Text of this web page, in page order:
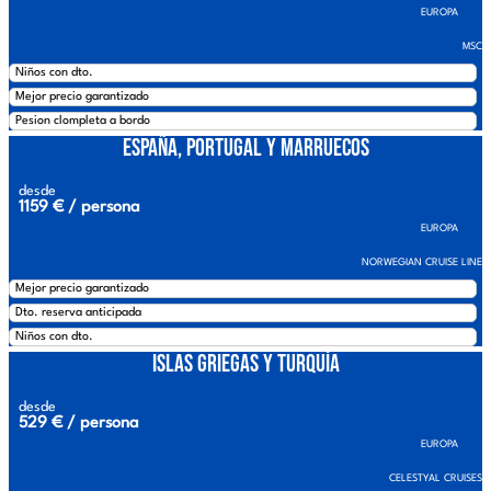
EUROPA
MSC
Niños con dto.
Mejor precio garantizado
Pesion clompleta a bordo
España, Portugal y Marruecos
desde
1159 € / persona
EUROPA
NORWEGIAN CRUISE LINE
Mejor precio garantizado
Dto. reserva anticipada
Niños con dto.
Islas Griegas y Turquía
desde
529 € / persona
EUROPA
CELESTYAL CRUISES